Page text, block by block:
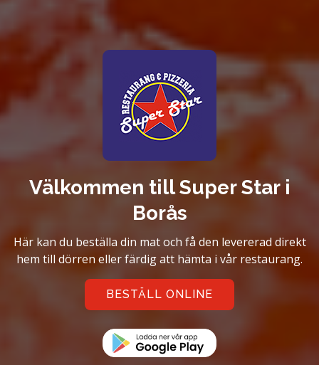
Välkommen till Super Star i
Borås
Här kan du beställa din mat och få den levererad direkt
hem till dörren eller färdig att hämta i vår restaurang.
BESTÄLL ONLINE